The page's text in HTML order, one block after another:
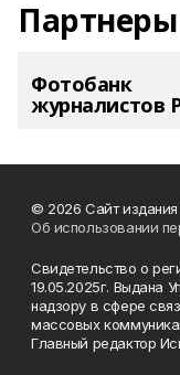
Партнеры
Фотобанк
журналистов
© 2026 Сайт
Об использовании
Свидетельство о
19.05.2025г. Выдана
надзору в сфере
массовых
Главный редактор